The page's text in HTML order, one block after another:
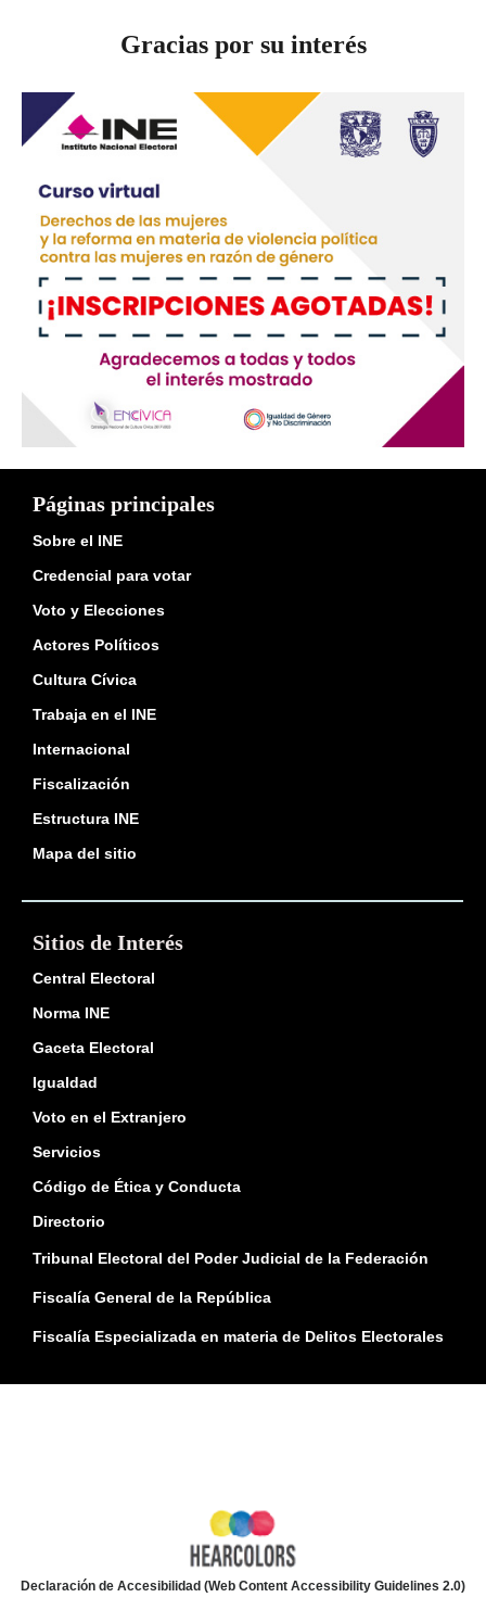
Gracias por su interés
Páginas principales
Sobre el INE
Credencial para votar
Voto y Elecciones
Actores Políticos
Cultura Cívica
Trabaja en el INE
Internacional
Fiscalización
Estructura INE
Mapa del sitio
Sitios de Interés
Central Electoral
Norma INE
Gaceta Electoral
Igualdad
Voto en el Extranjero
Servicios
Código de Ética y Conducta
Directorio
Tribunal Electoral del Poder Judicial de la Federación
Fiscalía General de la República
Fiscalía Especializada en materia de Delitos Electorales
Declaración de Accesibilidad (Web Content Accessibility Guidelines 2.0)